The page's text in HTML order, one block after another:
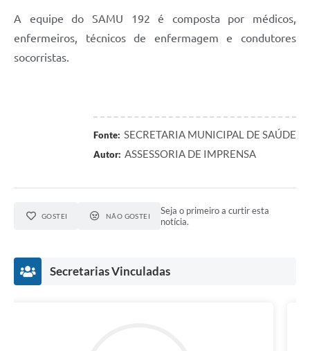
A equipe do SAMU 192 é composta por médicos,
enfermeiros, técnicos de enfermagem e condutores
socorristas.
Fonte: SECRETARIA MUNICIPAL DE SAÚDE
Autor: ASSESSORIA DE IMPRENSA
GOSTEI NÃO GOSTEI
Seja o primeiro a curtir esta
notícia.
Secretarias Vinculadas